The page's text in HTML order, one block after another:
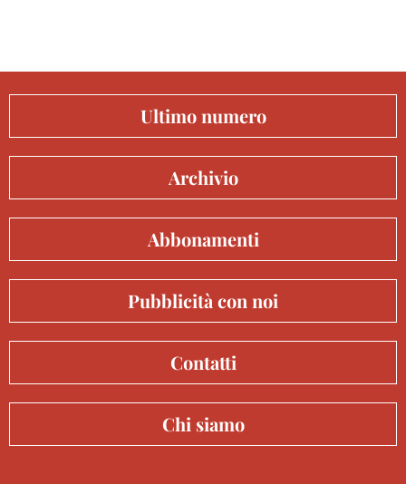
Ultimo numero
Archivio
Abbonamenti
Pubblicità con noi
Contatti
Chi siamo